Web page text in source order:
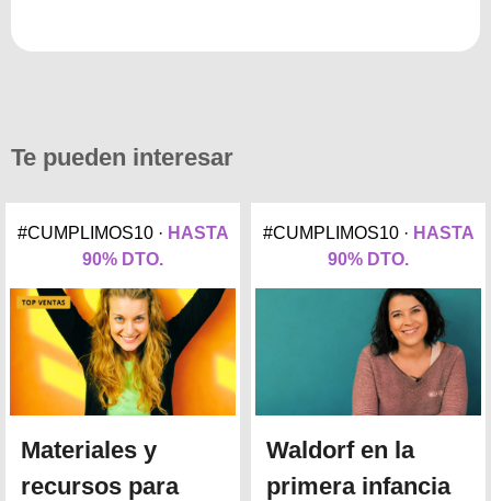
Te pueden interesar
#CUMPLIMOS10 · HASTA
90% DTO.
Materiales y
recursos para
#CUMPLIMOS10 · HASTA
90% DTO.
Waldorf en la
primera infancia